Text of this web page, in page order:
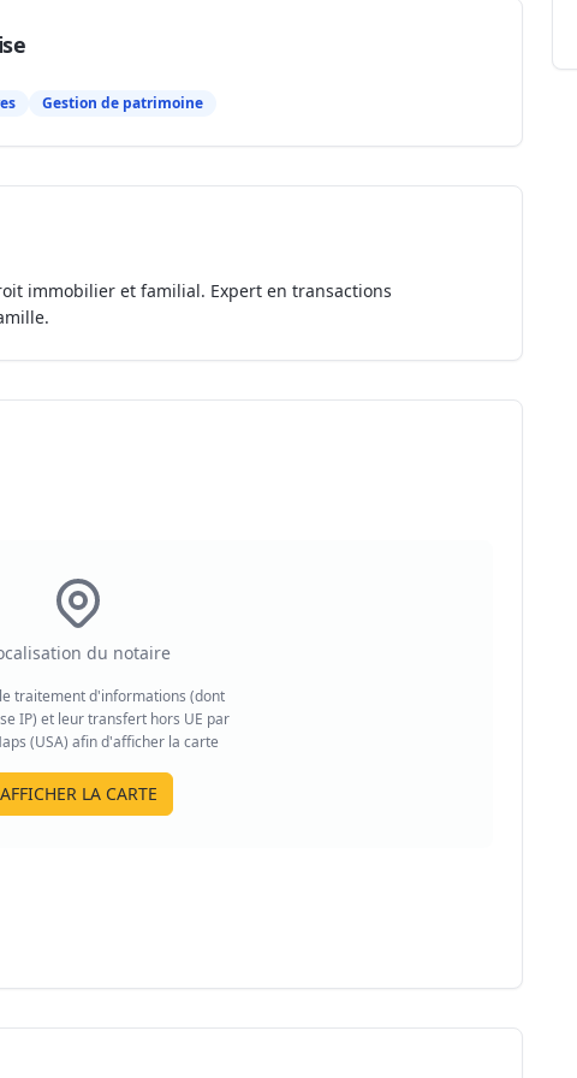
Gestion de patrimoine
immobilier et familial. Expert en transactions
du notaire
traitement d'informations (dont
IP) et leur transfert hors UE par
(USA) afin d'afficher la carte
AFFICHER LA CARTE